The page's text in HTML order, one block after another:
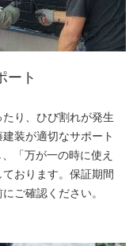
ート
り、ひび割れが発生
装が適切なサポート
「万が一の時に使え
おります。保証期間
ご確認ください。